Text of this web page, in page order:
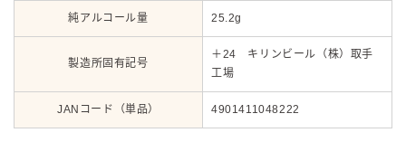
純アルコール量 25.2g
製造所固有記号
＋24 キリンビール（株）取手
工場
JANコード（単品） 4901411048222